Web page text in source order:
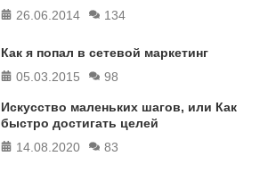
26.06.2014
134
Как я попал в сетевой маркетинг
05.03.2015
98
Искусство маленьких шагов, или Как
быстро достигать целей
14.08.2020
83